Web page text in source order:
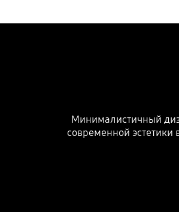
Минималистичный
современной эстетики